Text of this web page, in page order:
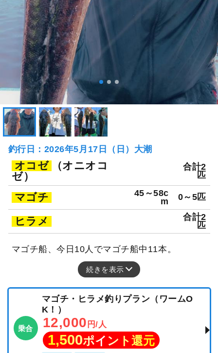
釣行日：2026年5月17日（日）大潮
オコゼ
（オニオコ
ゼ）
合計2
匹
マゴチ
45～58c
m
0～5匹
ヒラメ
合計2
匹
マゴチ船、今日10人でマゴチ船中11本。
続きを表示
乗合
マゴチ・ヒラメ釣りプラン（ワームO
K！）
12,000 円/人
1,500ポイント還元